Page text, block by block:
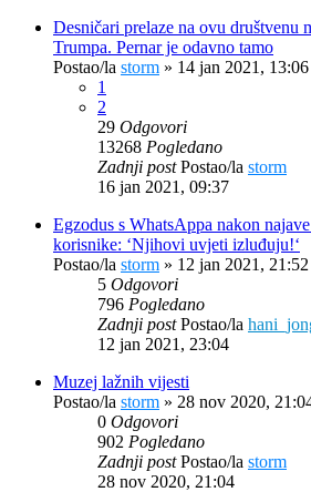
Desničari prelaze na ovu društvenu
Trumpa. Pernar je odavno tamo
Postao/la storm » 14 jan 2021, 13:06
1
2
29 Odgovori
13268 Pogledano
Zadnji postPostao/la storm
16 jan 2021, 09:37
Egzodus s WhatsAppa nakon
korisnike: ‘Njihovi uvjeti izluđuju!‘
Postao/la storm » 12 jan 2021, 21:52
5 Odgovori
796 Pogledano
Zadnji postPostao/la
12 jan 2021, 23:04
Muzej lažnih vijesti
Postao/la storm » 28 nov 2020,
0 Odgovori
902 Pogledano
Zadnji postPostao/la storm
28 nov 2020, 21:04